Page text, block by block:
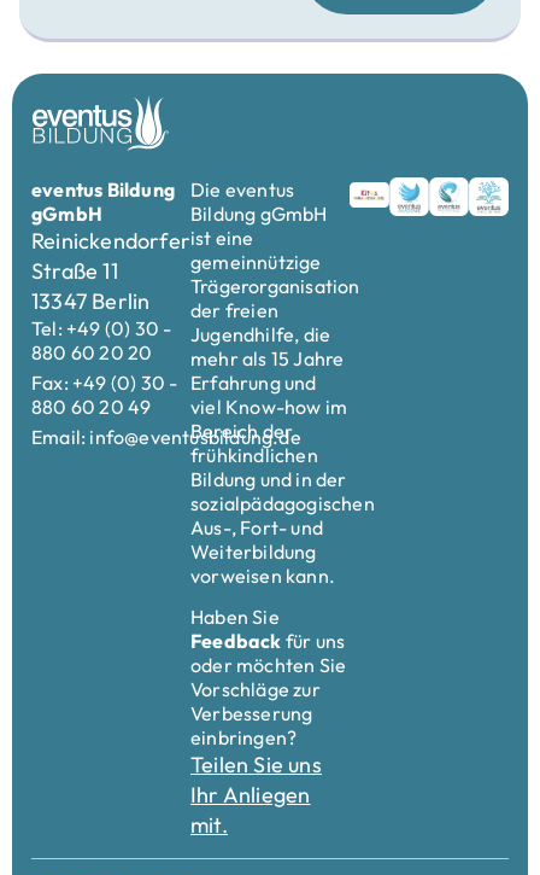
eventus Bildung
gGmbH
Reinickendorfer
Straße 11
13347 Berlin
Tel: +49 (0) 30 -
880 60 20 20
Fax: +49 (0) 30 -
880 60 20 49
Email: info@eventusbildung.de
Die eventus
Bildung gGmbH
ist eine
gemeinnützige
Trägerorganisation
der freien
Jugendhilfe, die
mehr als 15 Jahre
Erfahrung und
viel Know-how im
Bereich der
frühkindlichen
Bildung und in der
sozialpädagogischen
Aus-, Fort- und
Weiterbildung
vorweisen kann.
Haben Sie
Feedback für uns
oder möchten Sie
Vorschläge zur
Verbesserung
einbringen?
Teilen Sie uns
Ihr Anliegen
mit.